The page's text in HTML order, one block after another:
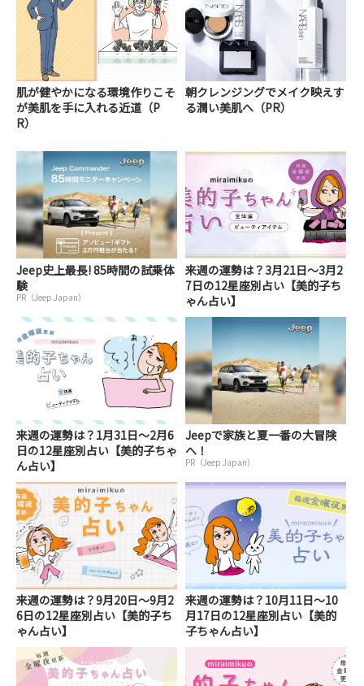
肌が健やかになる環境作りこそ
が美肌を手に入れる近道（P
R）
朝クレンジングでメイク映えす
る潤い美肌へ（PR）
Jeep史上最長! 85時間の試乗体
験
PR（Jeep Japan）
来週の運勢は？3月21日～3月2
7日の12星座別占い【美的子ち
ゃん占い】
来週の運勢は？1月31日～2月6
日の12星座別占い【美的子ちゃ
ん占い】
Jeepで家族と夏一番の大冒険
へ！
PR（Jeep Japan）
来週の運勢は？9月20日～9月2
6日の12星座別占い【美的子ち
ゃん占い】
来週の運勢は？10月11日～10
月17日の12星座別占い【美的
子ちゃん占い】